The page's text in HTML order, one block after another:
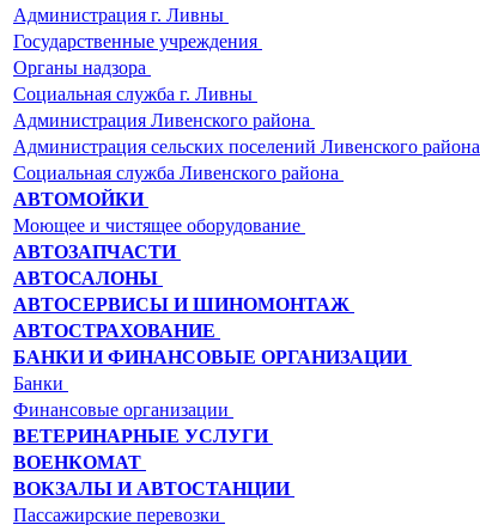
Администрация г. Ливны
Государственные учреждения
Органы надзора
Социальная служба г. Ливны
Администрация Ливенского района
Администрация сельских поселений Ливенского района
Социальная служба Ливенского района
АВТОМОЙКИ
Моющее и чистящее оборудование
АВТОЗАПЧАСТИ
АВТОСАЛОНЫ
АВТОСЕРВИСЫ И ШИНОМОНТАЖ
АВТОСТРАХОВАНИЕ
БАНКИ И ФИНАНСОВЫЕ ОРГАНИЗАЦИИ
Банки
Финансовые организации
ВЕТЕРИНАРНЫЕ УСЛУГИ
ВОЕНКОМАТ
ВОКЗАЛЫ И АВТОСТАНЦИИ
Пассажирские перевозки